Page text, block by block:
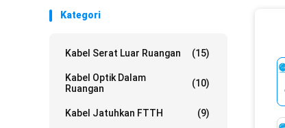
Kategori
Kabel Serat Luar Ruangan (15)
Kabel Optik Dalam
Ruangan
(10)
Kabel Jatuhkan FTTH (9)